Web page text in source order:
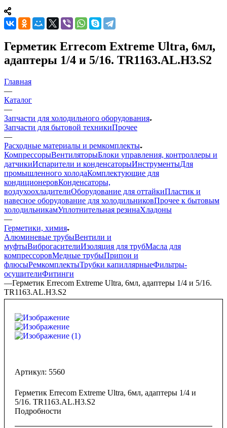
Герметик Errecom Extreme Ultra, 6мл,
адаптеры 1/4 и 5/16. TR1163.AL.H3.S2
Главная
—
Каталог
—
Запчасти для холодильного оборудования
Запчасти для бытовой техникиПрочее
—
Расходные материалы и ремкомплекты
КомпрессорыВентиляторыБлоки управления, контроллеры и
датчикиИспарители и конденсаторыИнструментыДля
промышленного холодаКомплектующие для
кондиционеровКонденсаторы,
воздухоохладителиОборудование для оттайкиПластик и
навесное оборудование для холодильниковПрочее к бытовым
холодильникамУплотнительная резинаХладоны
—
Герметики, химия
Алюминевые трубыВентили и
муфтыВиброгасителиИзоляция для трубМасла для
компрессоровМедные трубыПрипои и
флюсыРемкомплектыТрубки капиллярныеФильтры-
осушителиФитинги
—Герметик Errecom Extreme Ultra, 6мл, адаптеры 1/4 и 5/16.
TR1163.AL.H3.S2
Артикул: 5560
Герметик Errecom Extreme Ultra, 6мл, адаптеры 1/4 и
5/16. TR1163.AL.H3.S2
Подробности